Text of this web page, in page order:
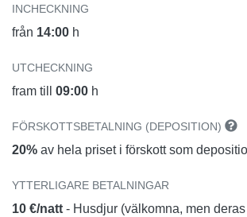
INCHECKNING
från 14:00 h
UTCHECKNING
fram till 09:00 h
FÖRSKOTTSBETALNING (DEPOSITION)
20% av hela priset i förskott som
YTTERLIGARE BETALNINGAR
10 €/natt - Husdjur (välkomna, men